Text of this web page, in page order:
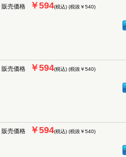
販売価格 ￥594(税込) (税抜￥540)
販売価格 ￥594(税込) (税抜￥540)
販売価格 ￥594(税込) (税抜￥540)